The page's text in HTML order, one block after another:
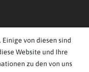
von diesen sind
Website und Ihre
zu den von uns